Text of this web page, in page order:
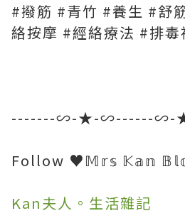
#撥筋 #青竹 #養生 #舒
絡按摩 #經絡療法 #排
-------∽-★-∽------∽-
Follow ♥𝕄𝕣𝕤 𝕂𝕒𝕟
Kan夫人。生活雜記